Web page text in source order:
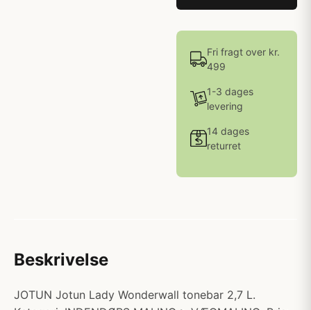
Fri fragt over kr.
499
1-3 dages
levering
14 dages
returret
Beskrivelse
JOTUN Jotun Lady Wonderwall tonebar 2,7 L.